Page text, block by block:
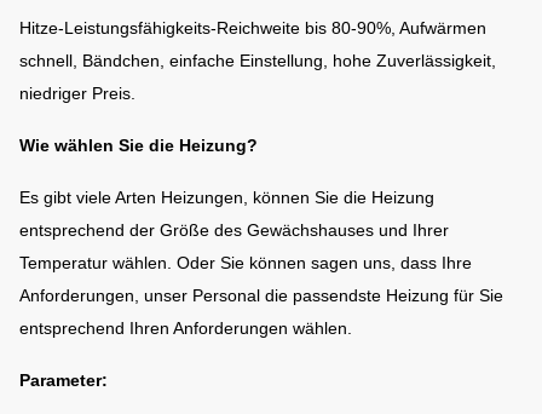
Hitze-Leistungsfähigkeits-Reichweite bis 80-90%, Aufwärmen
schnell, Bändchen, einfache Einstellung, hohe Zuverlässigkeit,
niedriger Preis.
Wie wählen Sie die Heizung?
Es gibt viele Arten Heizungen, können Sie die Heizung
entsprechend der Größe des Gewächshauses und Ihrer
Temperatur wählen. Oder Sie können sagen uns, dass Ihre
Anforderungen, unser Personal die passendste Heizung für Sie
entsprechend Ihren Anforderungen wählen.
Parameter: